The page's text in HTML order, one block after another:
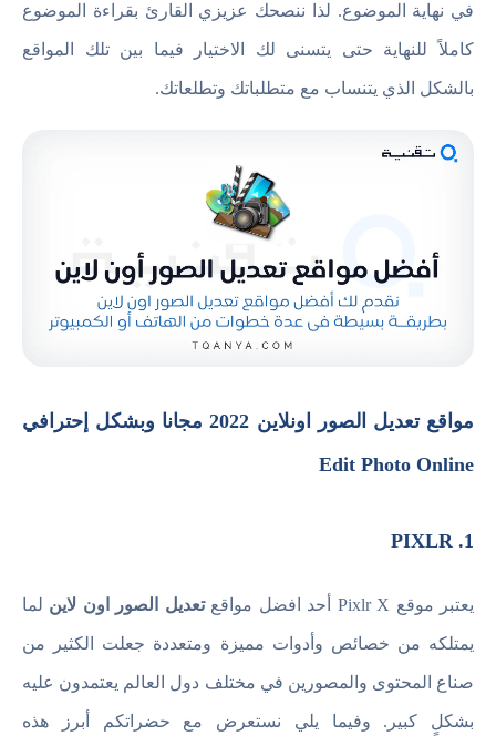
في نهاية الموضوع. لذا ننصحك عزيزي القارئ بقراءة الموضوع
كاملاً للنهاية حتى يتسنى لك الاختيار فيما بين تلك المواقع
بالشكل الذي يتنساب مع متطلباتك وتطلعاتك.
مواقع تعديل الصور اونلاين 2022 مجانا وبشكل إحترافي
Edit Photo Online
1. PIXLR
يعتبر موقع Pixlr X أحد افضل مواقع تعديل الصور اون لاين لما
يمتلكه من خصائص وأدوات مميزة ومتعددة جعلت الكثير من
صناع المحتوى والمصورين في مختلف دول العالم يعتمدون عليه
بشكلٍ كبير. وفيما يلي نستعرض مع حضراتكم أبرز هذه